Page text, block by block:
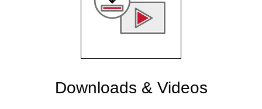
Downloads & Videos